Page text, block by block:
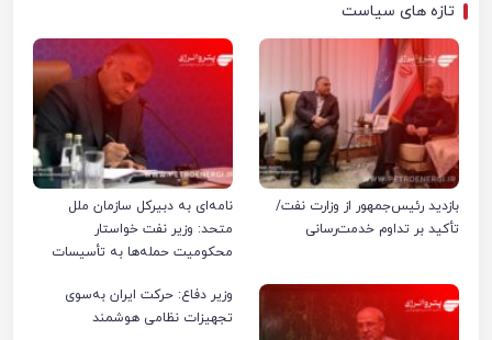
تازه های سیاست
بازدید رئیس‌جمهور از وزارت نفت/
تأکید بر تداوم خدمت‌رسانی
نامه‌ای به دبیرکل سازمان ملل
متحد: وزیر نفت خواستار
محکومیت حمله‌ها به تأسیسات
وزیر دفاع: حرکت ایران به‌سوی
تجهیزات نظامی هوشمند